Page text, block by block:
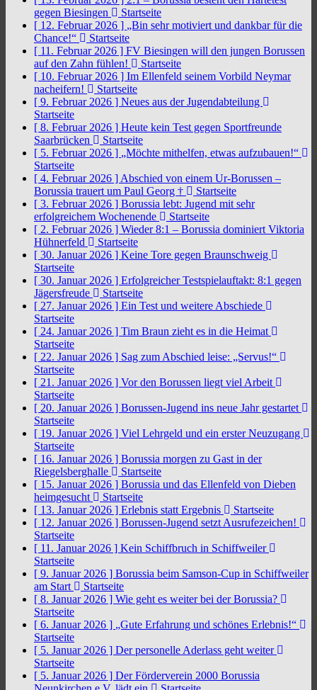
gegen Biesingen
Startseite
[ 12. Februar 2026 ] „Bin sehr motiviert und dankbar für die
Chance!“
Startseite
[ 11. Februar 2026 ] FV Biesingen will den jungen Borussen
auf den Zahn fühlen!
Startseite
[ 10. Februar 2026 ] Im Ellenfeld seinem Vorbild Neymar
nacheifern!
Startseite
[ 9. Februar 2026 ] Neues aus der Jugendabteilung
Startseite
[ 8. Februar 2026 ] Heute kein Test gegen Sportfreunde
Saarbrücken
Startseite
[ 5. Februar 2026 ] „Möchte mithelfen, etwas aufzubauen!“
Startseite
[ 4. Februar 2026 ] Abschied von einem Ur-Borussen –
Borussia trauert um Paul Georg †
Startseite
[ 3. Februar 2026 ] Borussia lebt: Jugend mit sehr
erfolgreichem Wochenende
Startseite
[ 2. Februar 2026 ] Wieder 8:1 – Borussia dominiert Viktoria
Hühnerfeld
Startseite
[ 30. Januar 2026 ] Keine Tore gegen Braunschweig
Startseite
[ 30. Januar 2026 ] Erfolgreicher Testspielauftakt: 8:1 gegen
Jägersfreude
Startseite
[ 27. Januar 2026 ] Ein Test und weitere Abschiede
Startseite
[ 24. Januar 2026 ] Tim Braun zieht es in die Heimat
Startseite
[ 22. Januar 2026 ] Sag zum Abschied leise: „Servus!“
Startseite
[ 21. Januar 2026 ] Vor den Borussen liegt viel Arbeit
Startseite
[ 20. Januar 2026 ] Borussen-Jugend ins neue Jahr gestartet
Startseite
[ 19. Januar 2026 ] Viel Lehrgeld und ein erster Neuzugang
Startseite
[ 16. Januar 2026 ] Borussia morgen zu Gast in der
Riegelsberghalle
Startseite
[ 15. Januar 2026 ] Borussia und das Ellenfeld von Dieben
heimgesucht
Startseite
[ 13. Januar 2026 ] Erlebnis statt Ergebnis
Startseite
[ 12. Januar 2026 ] Borussen-Jugend setzt Ausrufezeichen!
Startseite
[ 11. Januar 2026 ] Kein Schiffbruch in Schiffweiler
Startseite
[ 9. Januar 2026 ] Borussia beim Samson-Cup in Schiffweiler
am Start
Startseite
[ 8. Januar 2026 ] Wie geht es weiter bei der Borussia?
Startseite
[ 6. Januar 2026 ] „Gute Erfahrung und schönes Erlebnis!“
Startseite
[ 5. Januar 2026 ] Der personelle Aderlass geht weiter
Startseite
[ 5. Januar 2026 ] Der Förderverein 2000 Borussia